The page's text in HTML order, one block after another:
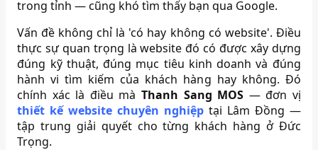
trong tỉnh — cũng khó tìm thấy bạn qua Google.
Vấn đề không chỉ là 'có hay không có website'. Điều
thực sự quan trọng là website đó có được xây dựng
đúng kỹ thuật, đúng mục tiêu kinh doanh và đúng
hành vi tìm kiếm của khách hàng hay không. Đó
chính xác là điều mà Thanh Sang MOS — đơn vị
thiết kế website chuyên nghiệp tại Lâm Đồng —
tập trung giải quyết cho từng khách hàng ở Đức
Trọng.